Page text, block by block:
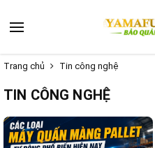
Trang chủ Tin công nghệ
TIN CÔNG NGHỆ